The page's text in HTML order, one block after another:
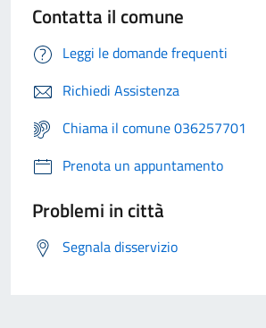
Contatta il comune
Leggi le domande frequenti
Richiedi Assistenza
Chiama il comune 036257701
Prenota un appuntamento
Problemi in città
Segnala disservizio